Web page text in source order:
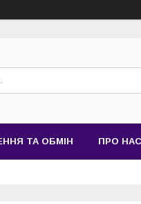
ТА ОБМІН ПРО НАС